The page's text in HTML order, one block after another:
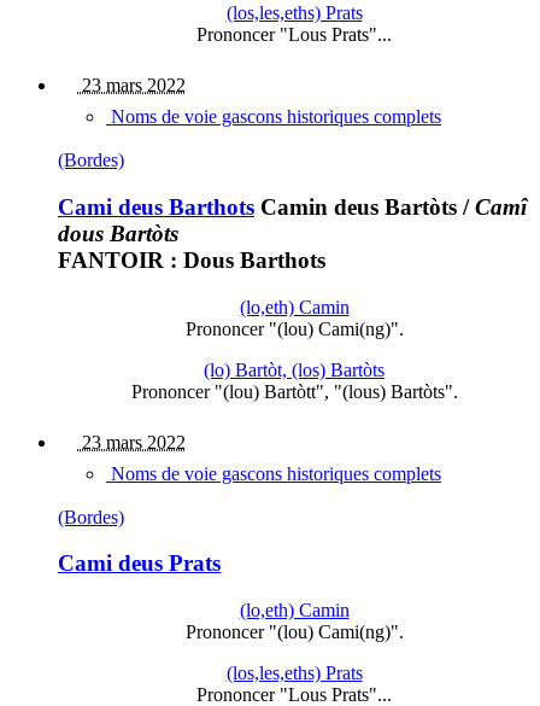
(los,les,eths) Prats
Prononcer "Lous Prats"...
23 mars 2022
Noms de voie gascons historiques complets
(Bordes)
Cami deus Barthots Camin deus Bartòts /Camî
dous Bartòts
FANTOIR : Dous Barthots
(lo,eth) Camin
Prononcer "(lou) Cami(ng)".
(lo) Bartòt, (los) Bartòts
Prononcer "(lou) Bartòtt", "(lous) Bartòts".
23 mars 2022
Noms de voie gascons historiques complets
(Bordes)
Cami deus Prats
(lo,eth) Camin
Prononcer "(lou) Cami(ng)".
(los,les,eths) Prats
Prononcer "Lous Prats"...